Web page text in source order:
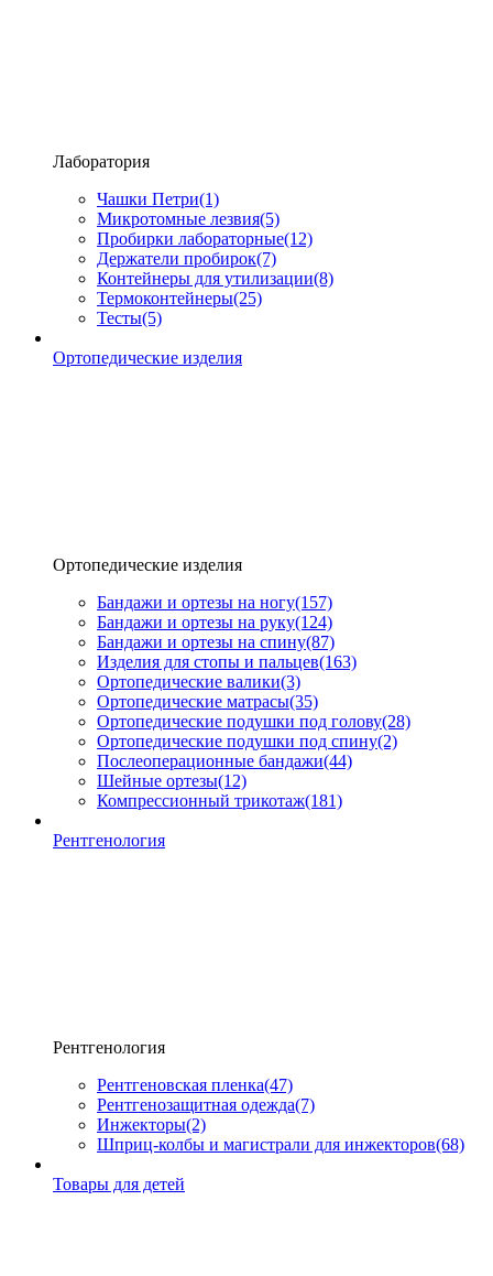
Лаборатория
Чашки Петри(1)
Микротомные лезвия(5)
Пробирки лабораторные(12)
Держатели пробирок(7)
Контейнеры для утилизации(8)
Термоконтейнеры(25)
Тесты(5)
Ортопедические изделия
Ортопедические изделия
Бандажи и ортезы на ногу(157)
Бандажи и ортезы на руку(124)
Бандажи и ортезы на спину(87)
Изделия для стопы и пальцев(163)
Ортопедические валики(3)
Ортопедические матрасы(35)
Ортопедические подушки под голову(28)
Ортопедические подушки под спину(2)
Послеоперационные бандажи(44)
Шейные ортезы(12)
Компрессионный трикотаж(181)
Рентгенология
Рентгенология
Рентгеновская пленка(47)
Рентгенозащитная одежда(7)
Инжекторы(2)
Шприц-колбы и магистрали для инжекторов(68)
Товары для детей